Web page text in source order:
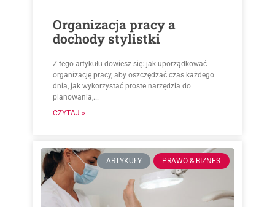
Organizacja pracy a
dochody stylistki
Z tego artykułu dowiesz się: jak uporządkować
organizację pracy, aby oszczędzać czas każdego
dnia, jak wykorzystać proste narzędzia do
planowania,...
CZYTAJ »
ARTYKUŁY PRAWO & BIZNES